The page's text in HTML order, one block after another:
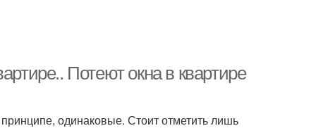
Потеют окна в квартире
одинаковые. Стоит отметить лишь